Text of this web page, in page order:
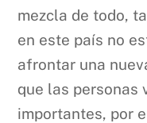
mezcla de todo,
en este país no
afrontar una
que las personas
importantes, por